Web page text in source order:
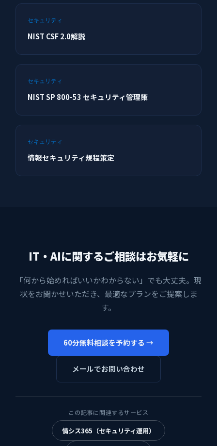
セキュリティ
NIST CSF 2.0解説
セキュリティ
NIST SP 800-53 セキュリティ管理策
セキュリティ
情報セキュリティ規程策定
IT・AIに関するご相談はお気軽に
「何から始めればいいかわからない」でも大丈夫。現
状をお聞かせいただき、最適なプランをご提案しま
す。
60分無料相談を予約する →
メールでお問い合わせ
この記事に関連するサービス
情シス365（セキュリティ運用）